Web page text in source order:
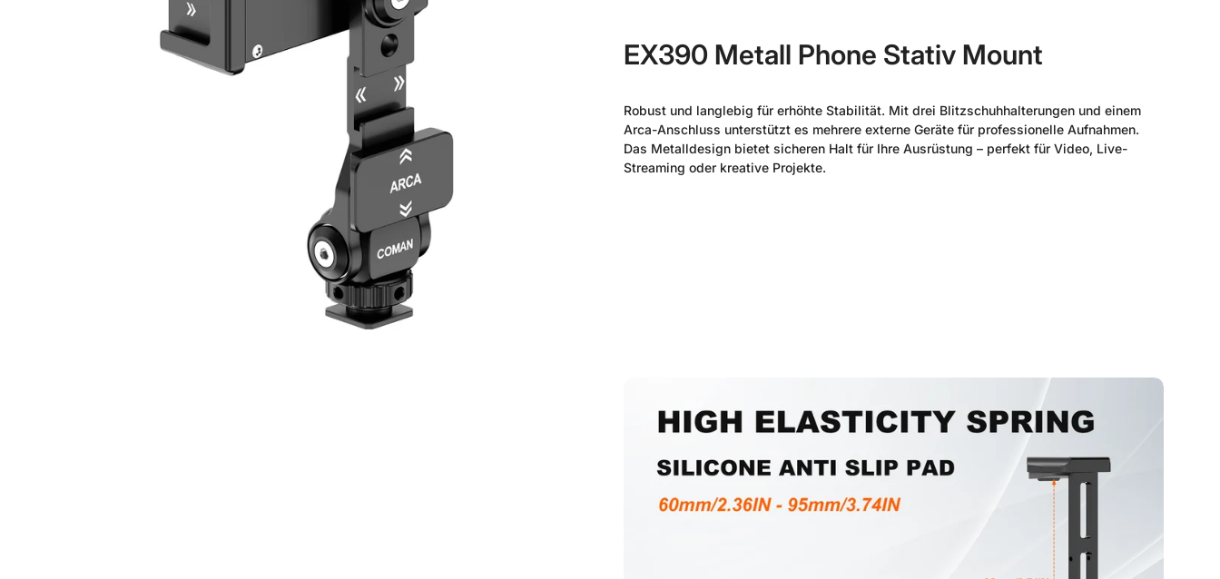
EX390 Metall Phone Stativ Mount
Robust und langlebig für erhöhte Stabilität. Mit drei Blitzschuhhalterungen und einem
Arca-Anschluss unterstützt es mehrere externe Geräte für professionelle Aufnahmen.
Das Metalldesign bietet sicheren Halt für Ihre Ausrüstung – perfekt für Video, Live-
Streaming oder kreative Projekte.